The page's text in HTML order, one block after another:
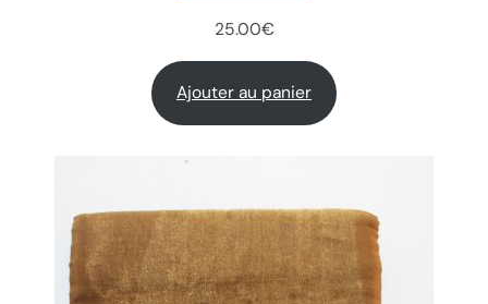
25.00€
Ajouter au panier